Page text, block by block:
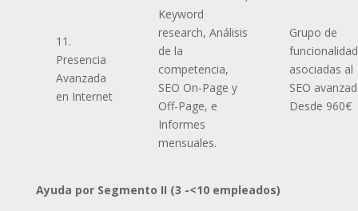
11.
Presencia
Avanzada
en Internet
Keyword
research, Análisis
de la
competencia,
SEO On-Page y
Off-Page, e
Informes
mensuales.
Grupo de
asociadas al
SEO
Desde 960€
Ayuda por Segmento II (3 -<10 empleados)